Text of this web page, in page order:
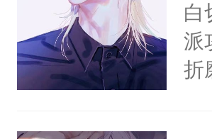
白
派
折